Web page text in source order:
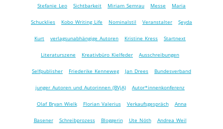
Stefanie Leo Sichtbarkeit Miriam Semrau Messe Maria
Schucklies Kobo Writing Life Nominalstil Veranstalter Şeyda
Kurt verlagsunabhängige Autoren Kristine Kress Startnext
Literaturszene Kreativbüro Kielfeder Ausschreibungen
Selfpublisher Friederike Kenneweg Jan Drees Bundesverband
junger Autoren und Autorinnen (BVjA) Autor*innenkonferenz
Olaf Bryan Wielk Florian Valerius Verkaufsgespräch Anna
Basener Schreibprozess Bloggerin Ute Nöth Andrea Weil